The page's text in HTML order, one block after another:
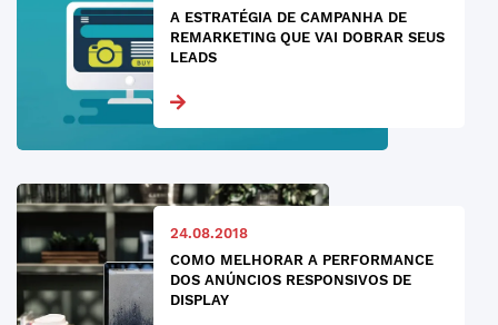
A ESTRATÉGIA DE CAMPANHA DE
REMARKETING QUE VAI DOBRAR SEUS
LEADS
24.08.2018
COMO MELHORAR A PERFORMANCE
DOS ANÚNCIOS RESPONSIVOS DE
DISPLAY